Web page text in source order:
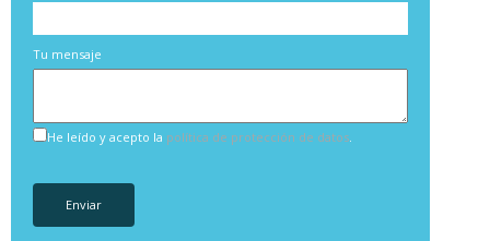
Tu mensaje
He leído y acepto la política de protección de datos